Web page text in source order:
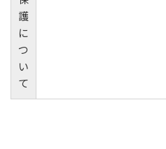
護
に
つ
い
て